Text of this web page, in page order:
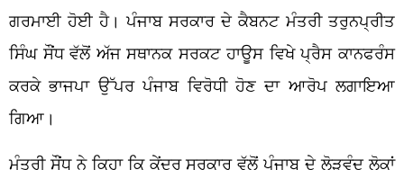
ਗਰਮਾਈ ਹੋਈ ਹੈ। ਪੰਜਾਬ ਸਰਕਾਰ ਦੇ ਕੈਬਨਟ ਮੰਤਰੀ ਤਰੁਨਪ੍ਰੀਤ
ਸਿੰਘ ਸੌਂਧ ਵੱਲੋਂ ਅੱਜ ਸਥਾਨਕ ਸਰਕਟ ਹਾਊਸ ਵਿਖੇ ਪ੍ਰੈਸ ਕਾਨਫਰੰਸ
ਕਰਕੇ ਭਾਜਪਾ ਉੱਪਰ ਪੰਜਾਬ ਵਿਰੋਧੀ ਹੋਣ ਦਾ ਆਰੋਪ ਲਗਾਇਆ
ਗਿਆ।
ਮੰਤਰੀ ਸੌਂਧ ਨੇ ਕਿਹਾ ਕਿ ਕੇਂਦਰ ਸਰਕਾਰ ਵੱਲੋਂ ਪੰਜਾਬ ਦੇ ਲੋੜਵੰਦ ਲੋਕਾਂ